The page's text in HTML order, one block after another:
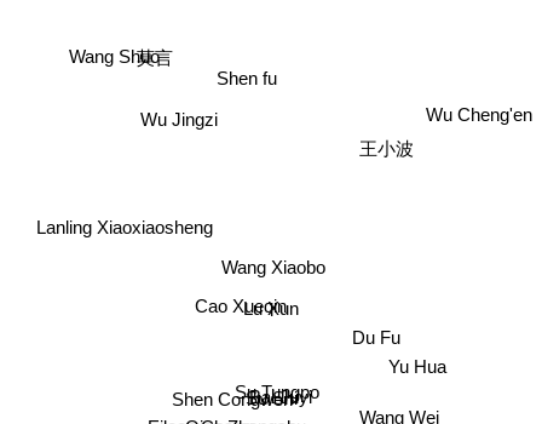
Su Shi
Bai Juyi
Su Tungpo
Cao Xueqin
Lu Xun
Shen Congwen
Wang Xiaobo
Du Fu
Wang Wei
Shen fu
Wu Jingzi
Wu Cheng'en
王小波
莫言